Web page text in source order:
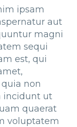
ipsam
aut
magni
sequi
est, qui
non
incidunt ut
quaerat
voluptatem